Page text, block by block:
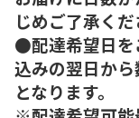
じめご了承くだ
●配達希望日を
込みの翌日か
となります。